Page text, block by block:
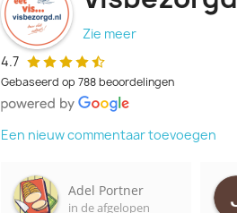
Zie meer
4.7
Gebaseerd op 788 beoordelingen
Een nieuw commentaar toevoegen
Jacco Minnaar
in de afgelopen